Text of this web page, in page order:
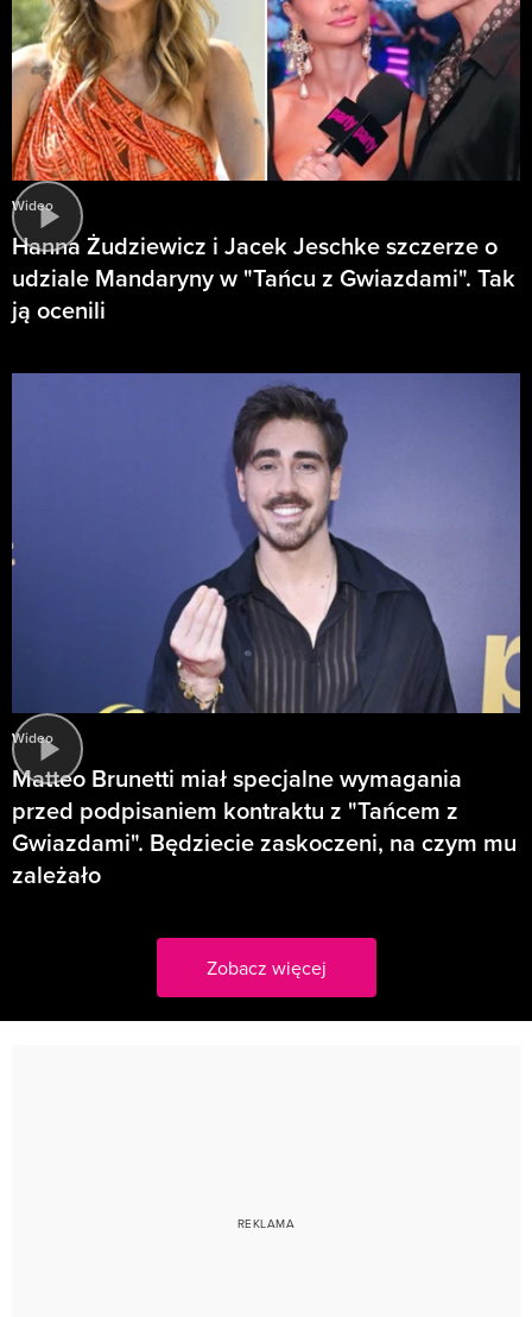
Wideo
Hanna Żudziewicz i Jacek Jeschke szczerze o
udziale Mandaryny w "Tańcu z Gwiazdami". Tak
ją ocenili
Wideo
Matteo Brunetti miał specjalne wymagania
przed podpisaniem kontraktu z "Tańcem z
Gwiazdami". Będziecie zaskoczeni, na czym mu
zależało
Zobacz więcej